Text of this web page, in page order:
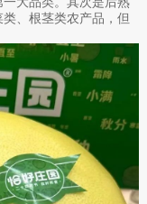
、根茎类农产品，但